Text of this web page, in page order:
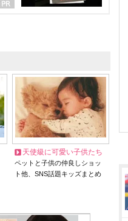
天使級に可愛い子供たち
ペットと子供の仲良しショッ
ト他、SNS話題キッズまとめ